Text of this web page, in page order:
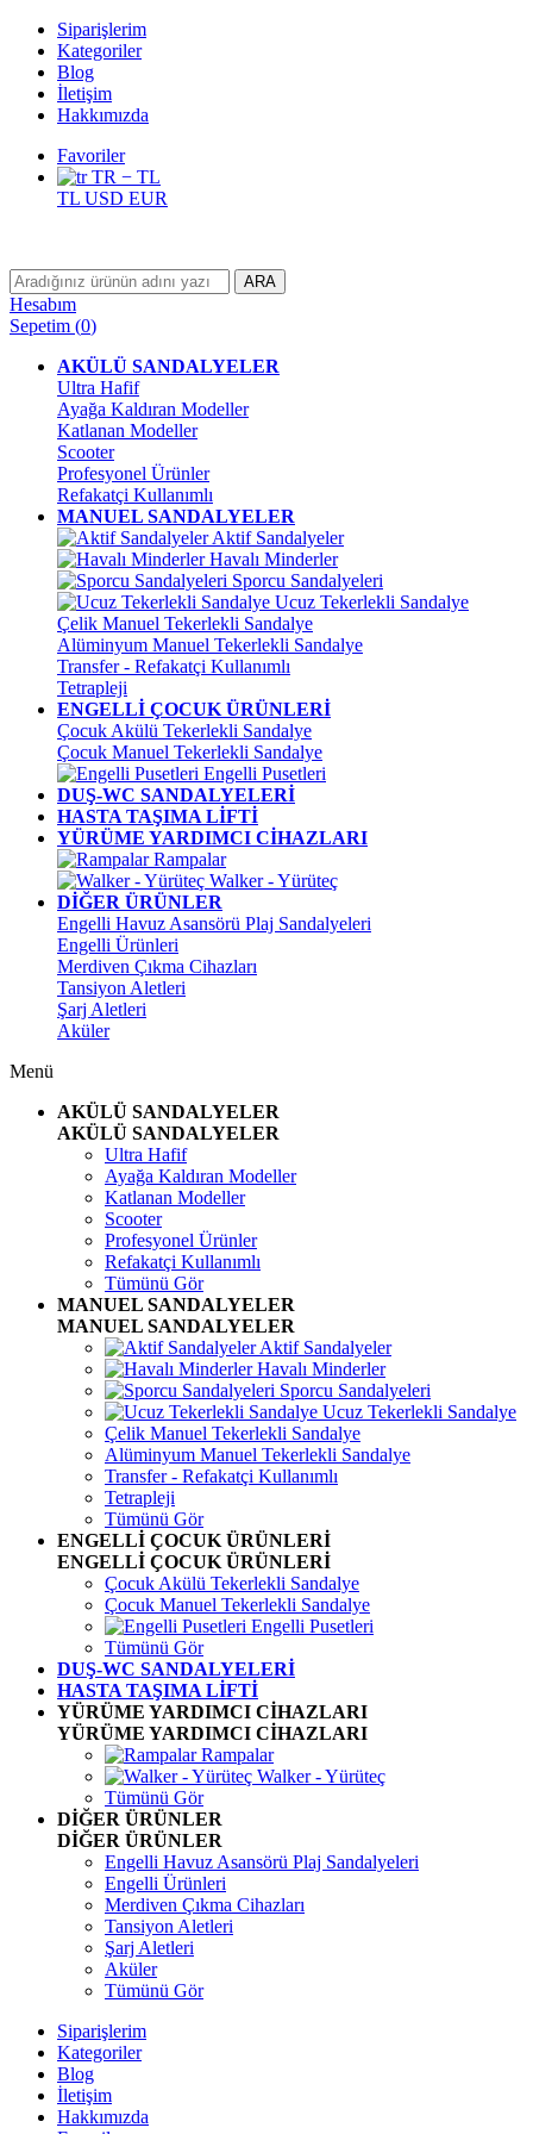
Siparişlerim
Kategoriler
Blog
İletişim
Hakkımızda
Favoriler
TR − TL
TL USD EUR
ARA
Hesabım
Sepetim (0)
AKÜLÜ SANDALYELER
Ultra Hafif
Ayağa Kaldıran Modeller
Katlanan Modeller
Scooter
Profesyonel Ürünler
Refakatçi Kullanımlı
MANUEL SANDALYELER
Aktif Sandalyeler
Havalı Minderler
Sporcu Sandalyeleri
Ucuz Tekerlekli Sandalye
Çelik Manuel Tekerlekli Sandalye
Alüminyum Manuel Tekerlekli Sandalye
Transfer - Refakatçi Kullanımlı
Tetrapleji
ENGELLİ ÇOCUK ÜRÜNLERİ
Çocuk Akülü Tekerlekli Sandalye
Çocuk Manuel Tekerlekli Sandalye
Engelli Pusetleri
DUŞ-WC SANDALYELERİ
HASTA TAŞIMA LİFTİ
YÜRÜME YARDIMCI CİHAZLARI
Rampalar
Walker - Yürüteç
DİĞER ÜRÜNLER
Engelli Havuz Asansörü Plaj Sandalyeleri
Engelli Ürünleri
Merdiven Çıkma Cihazları
Tansiyon Aletleri
Şarj Aletleri
Aküler
Menü
AKÜLÜ SANDALYELER
AKÜLÜ SANDALYELER
Ultra Hafif
Ayağa Kaldıran Modeller
Katlanan Modeller
Scooter
Profesyonel Ürünler
Refakatçi Kullanımlı
Tümünü Gör
MANUEL SANDALYELER
MANUEL SANDALYELER
Aktif Sandalyeler
Havalı Minderler
Sporcu Sandalyeleri
Ucuz Tekerlekli Sandalye
Çelik Manuel Tekerlekli Sandalye
Alüminyum Manuel Tekerlekli Sandalye
Transfer - Refakatçi Kullanımlı
Tetrapleji
Tümünü Gör
ENGELLİ ÇOCUK ÜRÜNLERİ
ENGELLİ ÇOCUK ÜRÜNLERİ
Çocuk Akülü Tekerlekli Sandalye
Çocuk Manuel Tekerlekli Sandalye
Engelli Pusetleri
Tümünü Gör
DUŞ-WC SANDALYELERİ
HASTA TAŞIMA LİFTİ
YÜRÜME YARDIMCI CİHAZLARI
YÜRÜME YARDIMCI CİHAZLARI
Rampalar
Walker - Yürüteç
Tümünü Gör
DİĞER ÜRÜNLER
DİĞER ÜRÜNLER
Engelli Havuz Asansörü Plaj Sandalyeleri
Engelli Ürünleri
Merdiven Çıkma Cihazları
Tansiyon Aletleri
Şarj Aletleri
Aküler
Tümünü Gör
Siparişlerim
Kategoriler
Blog
İletişim
Hakkımızda